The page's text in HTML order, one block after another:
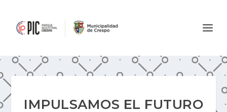
IMPULSAMOS EL FUTURO